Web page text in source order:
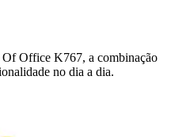
Office K767, a combinação
no dia a dia.